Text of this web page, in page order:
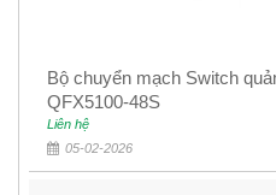
Bộ chuyển mạch Switch
QFX5100-48S
Liên hệ
05-02-2026